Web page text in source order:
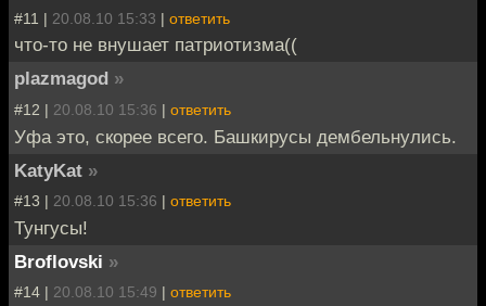
#11 | 20.08.10 15:33 | ответить
что-то не внушает патриотизма((
plazmagod »
#12 | 20.08.10 15:36 | ответить
Уфа это, скорее всего. Башкирусы дембельнулись.
KatyKat »
#13 | 20.08.10 15:36 | ответить
Тунгусы!
Broflovski »
#14 | 20.08.10 15:49 | ответить